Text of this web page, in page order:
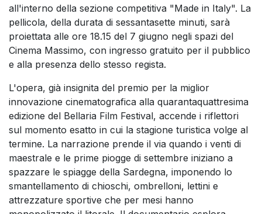
all'interno della sezione competitiva "Made in Italy". La
pellicola, della durata di sessantasette minuti, sarà
proiettata alle ore 18.15 del 7 giugno negli spazi del
Cinema Massimo, con ingresso gratuito per il pubblico
e alla presenza dello stesso regista.
L'opera, già insignita del premio per la miglior
innovazione cinematografica alla quarantaquattresima
edizione del Bellaria Film Festival, accende i riflettori
sul momento esatto in cui la stagione turistica volge al
termine. La narrazione prende il via quando i venti di
maestrale e le prime piogge di settembre iniziano a
spazzare le spiagge della Sardegna, imponendo lo
smantellamento di chioschi, ombrelloni, lettini e
attrezzature sportive che per mesi hanno